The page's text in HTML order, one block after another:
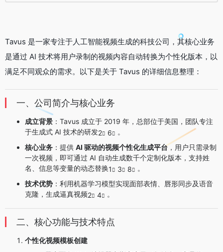
Tavus 是一家专注于人工智能视频生成的科技公司，其核心业务
是通过 AI 技术将用户录制的视频内容自动转换为个性化版本，以
满足不同观众的需求。以下是关于 Tavus 的详细信息整理：
一、公司简介与核心业务
成立背景 ：Tavus 成立于 2019 年，总部位于美国，团队专注
于生成式 AI 技术的研发2 6
。
核心业务 ：提供 AI 驱动的视频个性化生成平台，用户只需录制
一次视频，即可通过 AI 自动生成数千个定制化版本，支持姓
名、信息等变量的动态替换1 3 8
。
技术优势 ：利用机器学习模型实现面部表情、唇形同步及语音
克隆，生成逼真视频2 4 。
二、核心功能与技术特点
个性化视频模板创建